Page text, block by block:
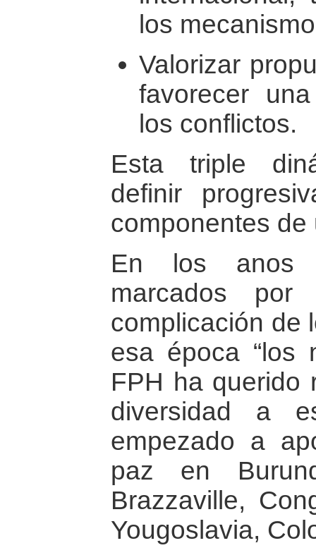
los
Valorizar
favorecer
los conflictos.
Esta triple
definir
componentes de
En los anos
marcados
complicación de
esa época “los
FPH ha querido
diversidad a
empezado a
paz en
Brazzaville,
Yougoslavia,